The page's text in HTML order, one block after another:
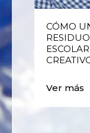
CÓMO
Ver más